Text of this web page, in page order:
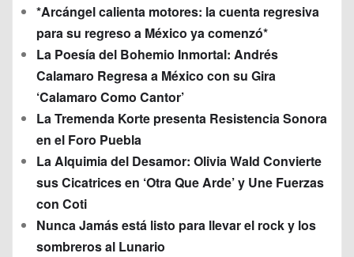
*Arcángel calienta motores: la cuenta regresiva
para su regreso a México ya comenzó*
La Poesía del Bohemio Inmortal: Andrés
Calamaro Regresa a México con su Gira
‘Calamaro Como Cantor’
La Tremenda Korte presenta Resistencia Sonora
en el Foro Puebla
La Alquimia del Desamor: Olivia Wald Convierte
sus Cicatrices en ‘Otra Que Arde’ y Une Fuerzas
con Coti
Nunca Jamás está listo para llevar el rock y los
sombreros al Lunario